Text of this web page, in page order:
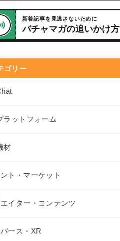
新着記事を見逃さないために
バチャマガの追いかけ方
ゴリー
ラットフォーム
材
ト・マーケット
イター・コンテンツ
ース・XR